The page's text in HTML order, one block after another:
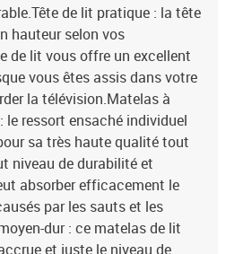
de lit pratique : la tête
hauteur selon vos
de lit vous offre un excellent
vous êtes assis dans votre
la télévision.Matelas à
le ressort ensaché individuel
sa très haute qualité tout
niveau de durabilité et
absorber efficacement le
par les sauts et les
dur : ce matelas de lit
et juste le niveau de